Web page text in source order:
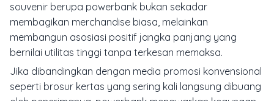
souvenir berupa powerbank bukan sekadar
membagikan merchandise biasa, melainkan
membangun asosiasi positif jangka panjang yang
bernilai utilitas tinggi tanpa terkesan memaksa.
Jika dibandingkan dengan media promosi konvensional
seperti brosur kertas yang sering kali langsung dibuang